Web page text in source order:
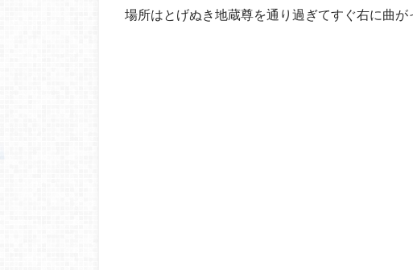
場所はとげぬき地蔵尊を通り過ぎてすぐ右に曲が